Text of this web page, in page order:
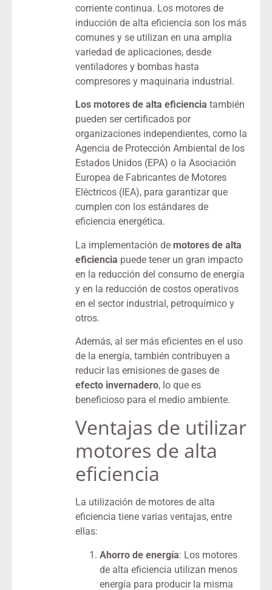
corriente continua. Los motores de
inducción de alta eficiencia son los más
comunes y se utilizan en una amplia
variedad de aplicaciones, desde
ventiladores y bombas hasta
compresores y maquinaria industrial.
Los motores de alta eficiencia también
pueden ser certificados por
organizaciones independientes, como la
Agencia de Protección Ambiental de los
Estados Unidos (EPA) o la Asociación
Europea de Fabricantes de Motores
Eléctricos (IEA), para garantizar que
cumplen con los estándares de
eficiencia energética.
La implementación de motores de alta
eficiencia puede tener un gran impacto
en la reducción del consumo de energía
y en la reducción de costos operativos
en el sector industrial, petroquímico y
otros.
Además, al ser más eficientes en el uso
de la energía, también contribuyen a
reducir las emisiones de gases de
efecto invernadero, lo que es
beneficioso para el medio ambiente.
Ventajas de utilizar
motores de alta
eficiencia
La utilización de motores de alta
eficiencia tiene varias ventajas, entre
ellas:
Ahorro de energía: Los motores
de alta eficiencia utilizan menos
energía para producir la misma